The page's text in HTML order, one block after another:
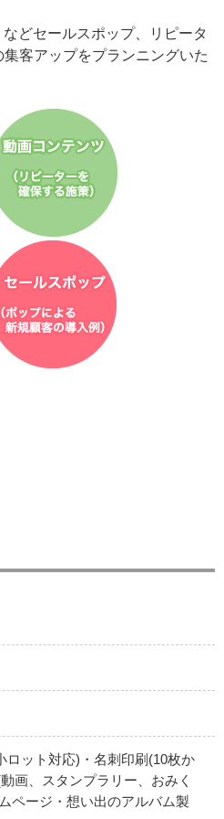
どセールスポップ、リピータ
客アップをプランニングいた
ロット対応)・名刺印刷(10枚か
画、スタンプラリー、おみく
ページ・想い出のアルバム製